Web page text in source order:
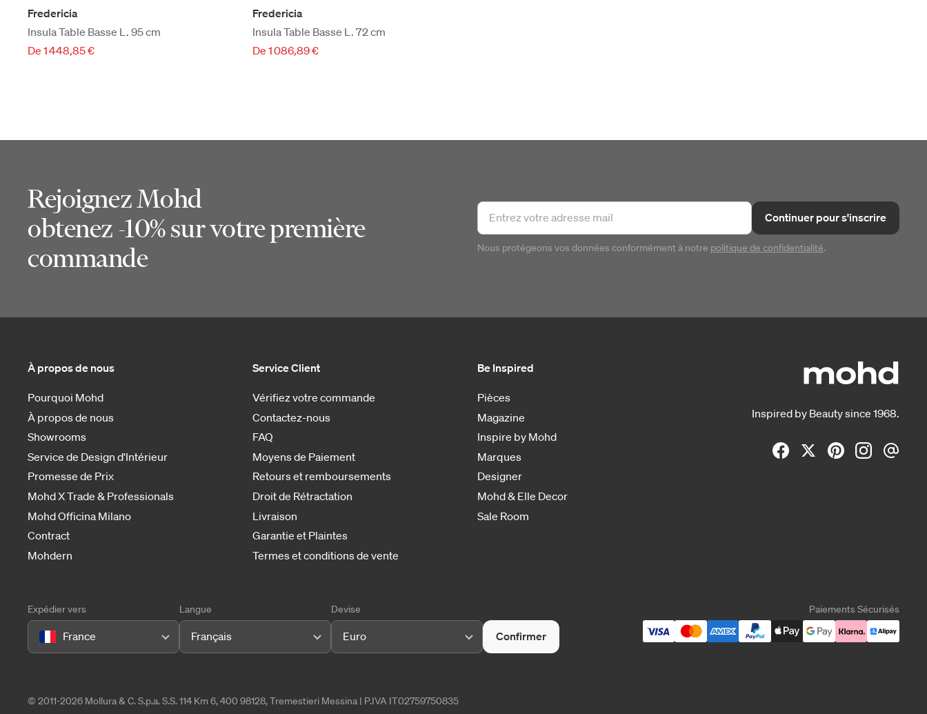
Fredericia
Insula Table Basse L. 95 cm
De 1 448,85 €
Fredericia
Insula Table Basse L. 72 cm
De 1 086,89 €
Rejoignez Mohd
obtenez -10% sur votre première
commande
Continuer pour s'inscrire
Nous protégeons vos données conformément à notre politique de confidentialité.
Inspired by Beauty since 1968.
À propos de nous
Pourquoi Mohd
À propos de nous
Showrooms
Service de Design d'Intérieur
Promesse de Prix
Mohd X Trade & Professionals
Mohd Officina Milano
Contract
Mohdern
Service Client
Vérifiez votre commande
Contactez-nous
FAQ
Moyens de Paiement
Retours et remboursements
Droit de Rétractation
Livraison
Garantie et Plaintes
Termes et conditions de vente
Be Inspired
Pièces
Magazine
Inspire by Mohd
Marques
Designer
Mohd & Elle Decor
Sale Room
Expédier vers
France
Langue
Français
Devise
Euro Confirmer
Paiements Sécurisés
© 2011-2026 Mollura & C. S.p.a. S.S. 114 Km 6, 400 98128, Tremestieri Messina | P.IVA IT02759750835